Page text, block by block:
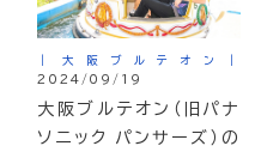
｜大阪ブルテオン｜
2024/09/19
大阪ブルテオン（旧パナ
ソニック パンサーズ）の